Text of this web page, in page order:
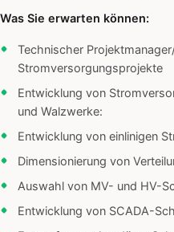
Was Sie erwarten können:
Technischer
Stromversorgungsprojekte
Entwicklung von
und Walzwerke:
Entwicklung von einlinigen
Dimensionierung von
Auswahl von MV- und HV-
Entwicklung von SCADA-